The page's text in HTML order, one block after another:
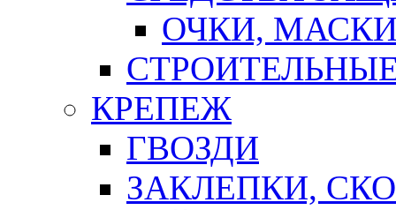
ОЧКИ,
КРЕПЕЖ
ГВОЗДИ
ЗАКЛЕПКИ,